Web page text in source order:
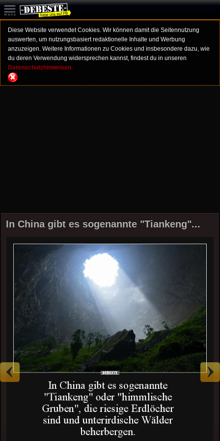
Diese Website verwendet Cookies. Wir können damit die Seitennutzung
auswerten, um nutzungsbasiert redaktionelle Inhalte und Werbung
anzuzeigen. Weitere Informationen zu Cookies und insbesondere dazu, wie
du deren Verwendung widersprechen kannst, findest du in unseren
Datenschutzhinweisen.
In China gibt es sogenannte "Tiankeng"...